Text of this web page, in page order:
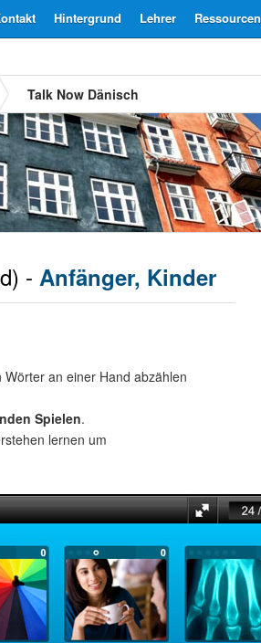
Ressourcen
Lehrer
Hintergrund
Talk Now Dänisch
- Anfänger, Kinder
an einer Hand abzählen
Spielen.
lernen um